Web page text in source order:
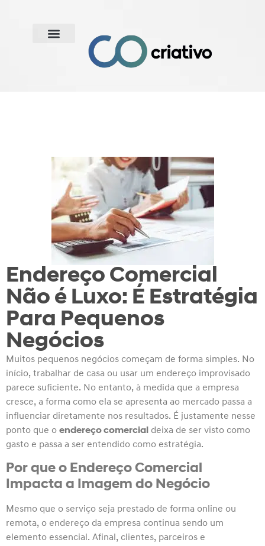
Endereço Comercial
Não é Luxo: É Estratégia
Para Pequenos
Negócios
Muitos pequenos negócios começam de forma simples. No
início, trabalhar de casa ou usar um endereço improvisado
parece suficiente. No entanto, à medida que a empresa
cresce, a forma como ela se apresenta ao mercado passa a
influenciar diretamente nos resultados. É justamente nesse
ponto que o endereço comercial deixa de ser visto como
gasto e passa a ser entendido como estratégia.
Por que o Endereço Comercial
Impacta a Imagem do Negócio
Mesmo que o serviço seja prestado de forma online ou
remota, o endereço da empresa continua sendo um
elemento essencial. Afinal, clientes, parceiros e